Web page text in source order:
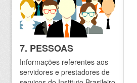
7. PESSOAS
Informações referentes aos
servidores e prestadores de